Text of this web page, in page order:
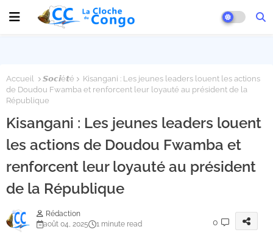
Accueil 𝙎𝙤𝙘𝙞é𝙩é
Kisangani : Les jeunes leaders louent les actions
de Doudou Fwamba et renforcent leur loyauté au président de la
République
Kisangani : Les jeunes leaders louent
les actions de Doudou Fwamba et
renforcent leur loyauté au président
de la République
Rédaction
août 04, 2025
1 minute read 0